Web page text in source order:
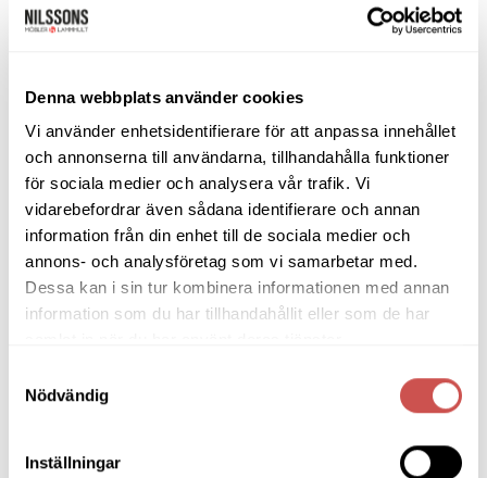
Denna webbplats använder cookies
Vi använder enhetsidentifierare för att anpassa innehållet
och annonserna till användarna, tillhandahålla funktioner
för sociala medier och analysera vår trafik. Vi
vidarebefordrar även sådana identifierare och annan
information från din enhet till de sociala medier och
annons- och analysföretag som vi samarbetar med.
Dessa kan i sin tur kombinera informationen med annan
information som du har tillhandahållit eller som de har
Nödvändig
Inställningar
LÄGG TILL I VARUKORG LÄGG TILL I VARUKORG
till i
önskelistan
2.790kr 3.735kr